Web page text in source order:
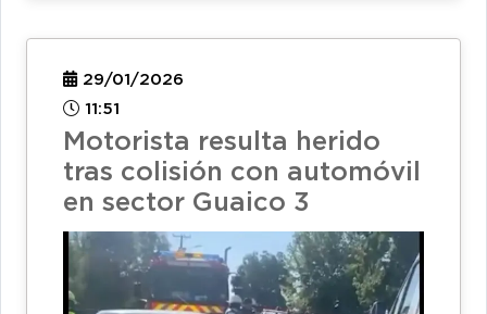
29/01/2026
11:51
Motorista resulta herido
tras colisión con automóvil
en sector Guaico 3